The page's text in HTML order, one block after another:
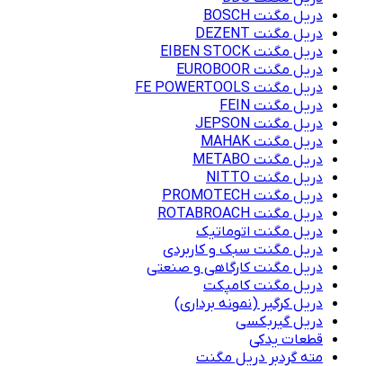
دریل مگنت BOSCH
دریل مگنت DEZENT
دریل مگنت EIBEN STOCK
دریل مگنت EUROBOOR
دریل مگنت FE POWERTOOLS
دریل مگنت FEIN
دریل مگنت JEPSON
دریل مگنت MAHAK
دریل مگنت METABO
دریل مگنت NITTO
دریل مگنت PROMOTECH
دریل مگنت ROTABROACH
دریل مگنت اتوماتیک
دریل مگنت سبک و کاربردی
دریل مگنت کارگاهی و صنعتی
دریل مگنت کامپکت
دریل کرگیر (نمونه برداری)
دریل گیربکسی
قطعات یدکی
مته گردبر دریل مگنت